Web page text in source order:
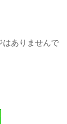
はありませんで